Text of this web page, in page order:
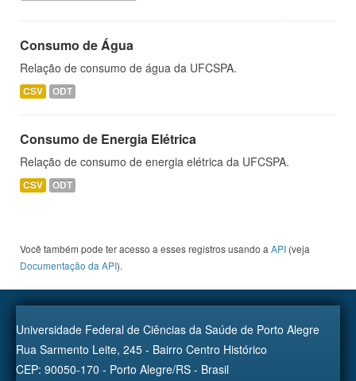
Consumo de Água
Relação de consumo de água da UFCSPA.
CSV ODT
Consumo de Energia Elétrica
Relação de consumo de energia elétrica da UFCSPA.
CSV ODT
Você também pode ter acesso a esses registros usando a API (veja
Documentação da API).
Universidade Federal de Ciências da Saúde de Porto Alegre
Rua Sarmento Leite, 245 - Bairro Centro Histórico
CEP: 90050-170 - Porto Alegre/RS - Brasil